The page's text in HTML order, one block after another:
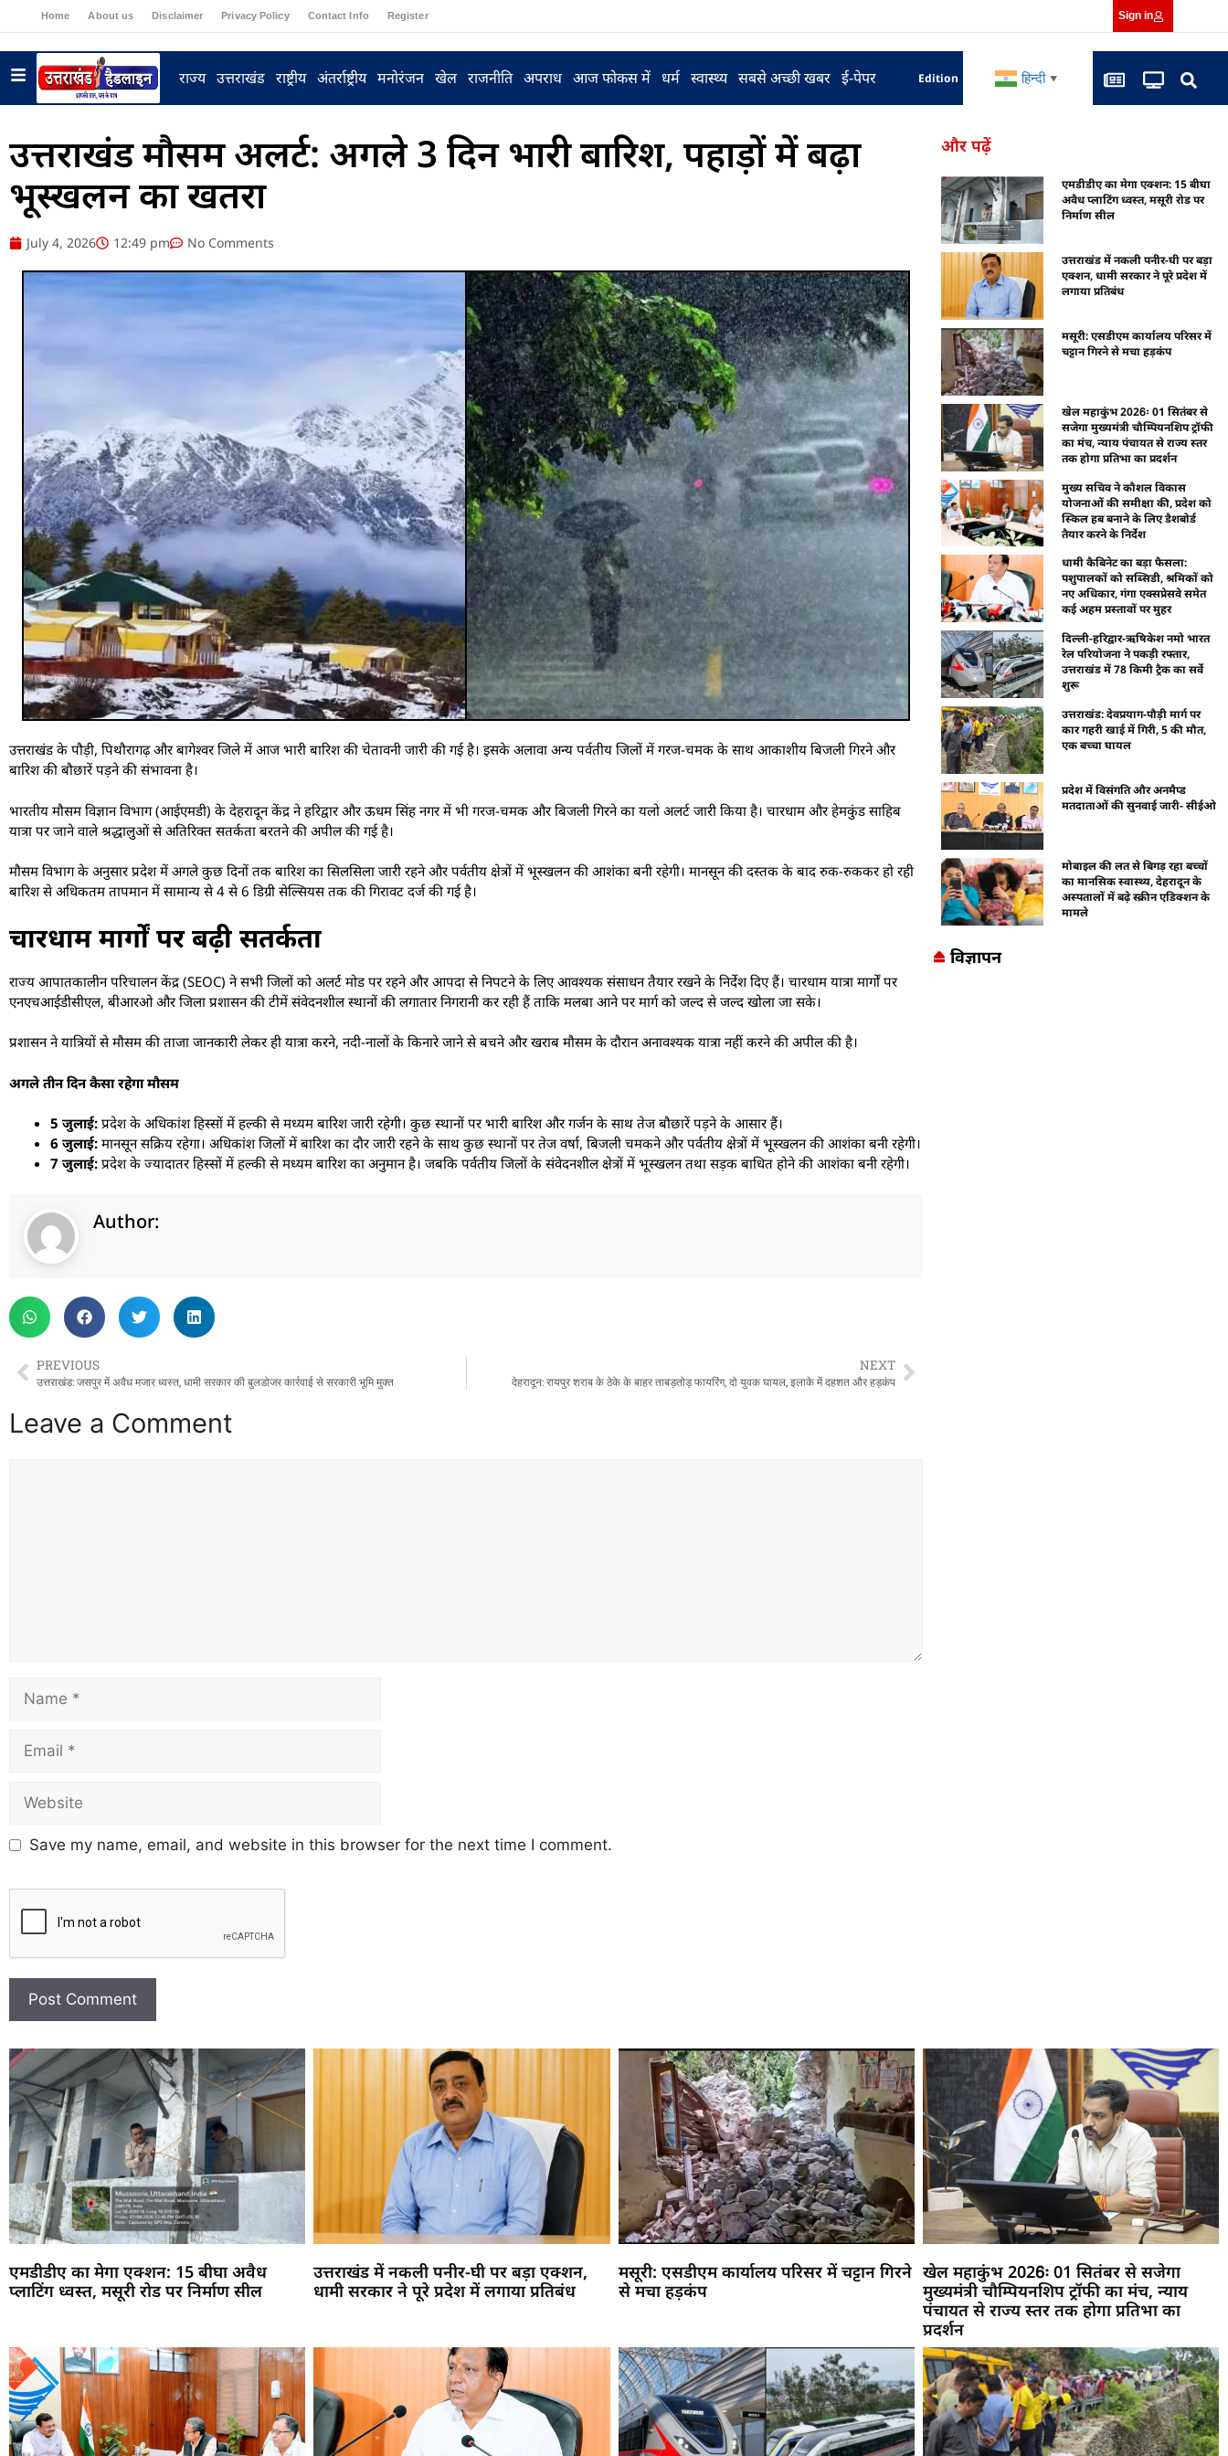
Home About us Disclaimer Privacy Policy Contact Info Register Sign in
राज्य उत्तराखंड राष्ट्रीय अंतर्राष्ट्रीय मनोरंजन खेल राजनीति अपराध आज फोकस में धर्म स्वास्थ्य सबसे अच्छी खबर ई-पेपर Edition हिन्दी ▼
उत्तराखंड मौसम अलर्ट: अगले 3 दिन भारी बारिश, पहाड़ों में बढ़ा
भूस्खलन का खतरा
July 4, 2026 12:49 pm No Comments
उत्तराखंड के पौड़ी, पिथौरागढ़ और बागेश्वर जिले में आज भारी बारिश की चेतावनी जारी की गई है। इसके अलावा अन्य पर्वतीय जिलों में गरज-चमक के साथ आकाशीय बिजली गिरने और
बारिश की बौछारें पड़ने की संभावना है।
भारतीय मौसम विज्ञान विभाग (आईएमडी) के देहरादून केंद्र ने हरिद्वार और ऊधम सिंह नगर में भी गरज-चमक और बिजली गिरने का यलो अलर्ट जारी किया है। चारधाम और हेमकुंड साहिब
यात्रा पर जाने वाले श्रद्धालुओं से अतिरिक्त सतर्कता बरतने की अपील की गई है।
मौसम विभाग के अनुसार प्रदेश में अगले कुछ दिनों तक बारिश का सिलसिला जारी रहने और पर्वतीय क्षेत्रों में भूस्खलन की आशंका बनी रहेगी। मानसून की दस्तक के बाद रुक-रुककर हो रही
बारिश से अधिकतम तापमान में सामान्य से 4 से 6 डिग्री सेल्सियस तक की गिरावट दर्ज की गई है।
चारधाम मार्गों पर बढ़ी सतर्कता
राज्य आपातकालीन परिचालन केंद्र (SEOC) ने सभी जिलों को अलर्ट मोड पर रहने और आपदा से निपटने के लिए आवश्यक संसाधन तैयार रखने के निर्देश दिए हैं। चारधाम यात्रा मार्गों पर
एनएचआईडीसीएल, बीआरओ और जिला प्रशासन की टीमें संवेदनशील स्थानों की लगातार निगरानी कर रही हैं ताकि मलबा आने पर मार्ग को जल्द से जल्द खोला जा सके।
प्रशासन ने यात्रियों से मौसम की ताजा जानकारी लेकर ही यात्रा करने, नदी-नालों के किनारे जाने से बचने और खराब मौसम के दौरान अनावश्यक यात्रा नहीं करने की अपील की है।
अगले तीन दिन कैसा रहेगा मौसम
5 जुलाई: प्रदेश के अधिकांश हिस्सों में हल्की से मध्यम बारिश जारी रहेगी। कुछ स्थानों पर भारी बारिश और गर्जन के साथ तेज बौछारें पड़ने के आसार हैं।
6 जुलाई: मानसून सक्रिय रहेगा। अधिकांश जिलों में बारिश का दौर जारी रहने के साथ कुछ स्थानों पर तेज वर्षा, बिजली चमकने और पर्वतीय क्षेत्रों में भूस्खलन की आशंका बनी रहेगी।
7 जुलाई: प्रदेश के ज्यादातर हिस्सों में हल्की से मध्यम बारिश का अनुमान है। जबकि पर्वतीय जिलों के संवेदनशील क्षेत्रों में भूस्खलन तथा सड़क बाधित होने की आशंका बनी रहेगी।
Author:
PREVIOUS
उत्तराखंड: जसपुर में अवैध मजार ध्वस्त, धामी सरकार की बुलडोजर कार्रवाई से सरकारी भूमि मुक्त
NEXT
देहरादून: रायपुर शराब के ठेके के बाहर ताबड़तोड़ फायरिंग, दो युवक घायल, इलाके में दहशत और हड़कंप
Leave a Comment
Save my name, email, and website in this browser for the next time I comment.
और पढ़ें
एमडीडीए का मेगा एक्शन: 15 बीघा
अवैध प्लाटिंग ध्वस्त, मसूरी रोड पर
निर्माण सील
उत्तराखंड में नकली पनीर-घी पर बड़ा
एक्शन, धामी सरकार ने पूरे प्रदेश में
लगाया प्रतिबंध
मसूरी: एसडीएम कार्यालय परिसर में
चट्टान गिरने से मचा हड़कंप
खेल महाकुंभ 2026ः 01 सितंबर से
सजेगा मुख्यमंत्री चौम्पियनशिप ट्रॉफी
का मंच, न्याय पंचायत से राज्य स्तर
तक होगा प्रतिभा का प्रदर्शन
मुख्य सचिव ने कौशल विकास
योजनाओं की समीक्षा की, प्रदेश को
स्किल हब बनाने के लिए डैशबोर्ड
तैयार करने के निर्देश
धामी कैबिनेट का बड़ा फैसला:
पशुपालकों को सब्सिडी, श्रमिकों को
नए अधिकार, गंगा एक्सप्रेसवे समेत
कई अहम प्रस्तावों पर मुहर
दिल्ली-हरिद्वार-ऋषिकेश नमो भारत
रेल परियोजना ने पकड़ी रफ्तार,
उत्तराखंड में 78 किमी ट्रैक का सर्वे
शुरू
उत्तराखंड: देवप्रयाग-पौड़ी मार्ग पर
कार गहरी खाई में गिरी, 5 की मौत,
एक बच्चा घायल
प्रदेश में विसंगति और अनमैप्ड
मतदाताओं की सुनवाई जारी- सीईओ
मोबाइल की लत से बिगड़ रहा बच्चों
का मानसिक स्वास्थ्य, देहरादून के
अस्पतालों में बढ़े स्क्रीन एडिक्शन के
मामले
विज्ञापन
एमडीडीए का मेगा एक्शन: 15 बीघा अवैध
प्लाटिंग ध्वस्त, मसूरी रोड पर निर्माण सील
उत्तराखंड में नकली पनीर-घी पर बड़ा एक्शन,
धामी सरकार ने पूरे प्रदेश में लगाया प्रतिबंध
मसूरी: एसडीएम कार्यालय परिसर में चट्टान गिरने
से मचा हड़कंप
खेल महाकुंभ 2026ः 01 सितंबर से सजेगा
मुख्यमंत्री चौम्पियनशिप ट्रॉफी का मंच, न्याय
पंचायत से राज्य स्तर तक होगा प्रतिभा का
प्रदर्शन